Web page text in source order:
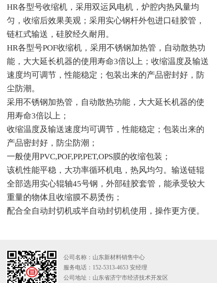
HR各型号收缩机，采用双运风电机，炉腔内热风量均
匀，收缩后效果美观；采用实心钢杆外包进口硅胶管，
链杠式输送，硅胶经久耐用。
HR各型号POF收缩机，采用不锈钢加热管，自动散热功
能，大大延长机器的使用寿命3倍以上；收缩温度及输送
速度均可调节，性能稳定；包装出来的产品密封好，防
尘防潮。
采用不锈钢加热管，自动散热功能，大大延长机器的使
用寿命3倍以上；
收缩温度及输送速度均可调节，性能稳定；包装出来的
产品密封好，防尘防潮；
一般使用PVC,POF,PP,PET,OPS膜的收缩包装；
该机性能平稳，大功率循环机电，热风均匀。输送链辊
全部选用实心辊轴45号钢，外部硅胶套管，能承受较大
重量的物体且收缩膜不易烫伤；
配合全自动封切机或半自动封切机使用，操作更方便。
公司名称：山东新材料销售中心
服务电话：152-5313-4653 安经理
公司地址：山东省济宁市经济技术开发区